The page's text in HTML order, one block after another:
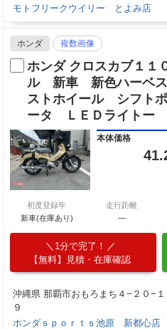
モトフリークウイリー とよみ店
ホンダ 複数画像
ホンダ クロスカブ１
ル 新車 新色ハーベ
ストホイール シフト
ータ ＬＥＤライトー
本体価格
初度登録年
新車(在庫あり)
走行距離
―
1分で完了！
【無料】見積・在庫確認
沖縄県 那覇市おもろまち４−２０−１
９
ホンダｓｐｏｒｔｓ池原 新都心店